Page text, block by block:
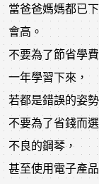
當爸爸媽媽都已
會高。
不要為了節省學
一年學習下來，
若都是錯誤的姿
不要為了省錢而
不良的鋼琴，
甚至使用電子產